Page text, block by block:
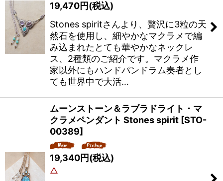
19,470円(税込)
Stones spiritさんより、贅沢に3粒の天
然石を使用し、細やかなマクラメで編
み込まれたとても華やかなネックレ
ス、2種類のご紹介です。マクラメ作
家以外にもハンドパンドラム奏者とし
ても世界中で大活…
ムーンストーン＆ラブラドライト・マ
クラメペンダント Stones spirit [STO-
00389]
19,340円(税込)
△